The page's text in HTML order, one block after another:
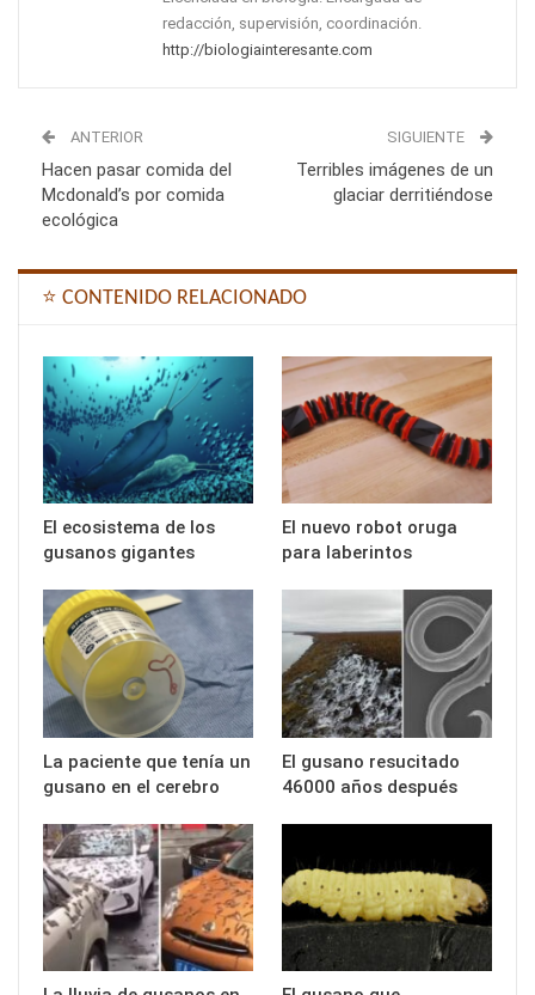
redacción, supervisión, coordinación.
http://biologiainteresante.com
ANTERIOR
Hacen pasar comida del
Mcdonald’s por comida
ecológica
SIGUIENTE
Terribles imágenes de un
glaciar derritiéndose
⭐ CONTENIDO RELACIONADO
El ecosistema de los
gusanos gigantes
El nuevo robot oruga
para laberintos
La paciente que tenía un
gusano en el cerebro
El gusano resucitado
46000 años después